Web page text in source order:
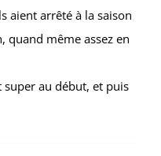
aient arrêté à la saison
quand même assez en
super au début, et puis